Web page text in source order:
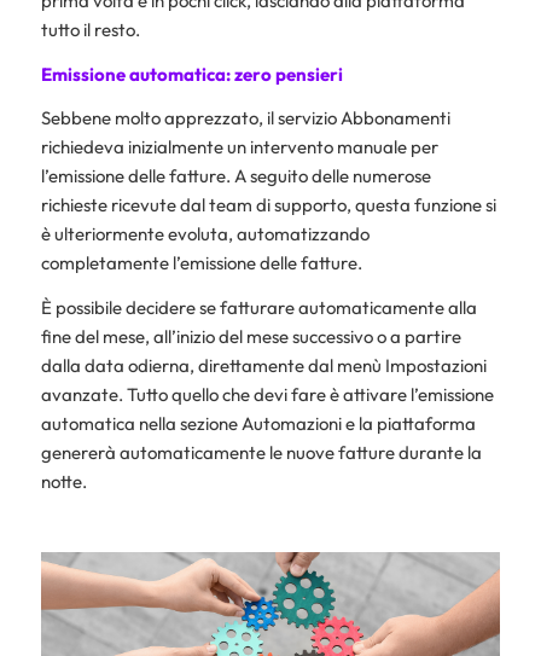
tutto il resto.
Emissione automatica: zero pensieri
Sebbene molto apprezzato, il servizio Abbonamenti
richiedeva inizialmente un intervento manuale per
l’emissione delle fatture. A seguito delle numerose
richieste ricevute dal team di supporto, questa funzione si
è ulteriormente evoluta, automatizzando
completamente l’emissione delle fatture.
È possibile decidere se fatturare automaticamente alla
fine del mese, all’inizio del mese successivo o a partire
dalla data odierna, direttamente dal menù Impostazioni
avanzate. Tutto quello che devi fare è attivare l’emissione
automatica nella sezione Automazioni e la piattaforma
genererà automaticamente le nuove fatture durante la
notte.